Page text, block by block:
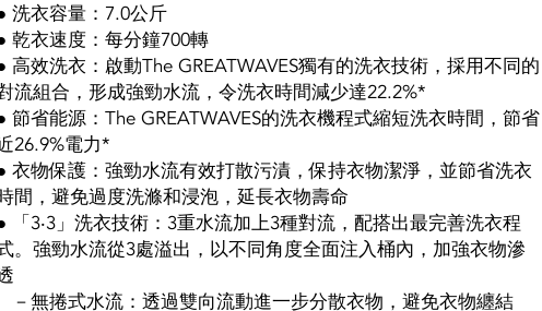
洗衣容量：7.0公斤
乾衣速度：每分鐘700轉
高效洗衣：啟動The GREATWAVES獨有的洗衣技術，採用不同的
流組合，形成強勁水流，令洗衣時間減少達22.2%*
節省能源：The GREATWAVES的洗衣機程式縮短洗衣時間，節省
26.9%電力*
衣物保護：強勁水流有效打散污漬，保持衣物潔淨，並節省洗衣
間，避免過度洗滌和浸泡，延長衣物壽命
「3‧3」洗衣技術：3重水流加上3種對流，配搭出最完善洗衣程
。強勁水流從3處溢出，以不同角度全面注入桶內，加強衣物滲
－無捲式水流：透過雙向流動進一步分散衣物，避免衣物纏結